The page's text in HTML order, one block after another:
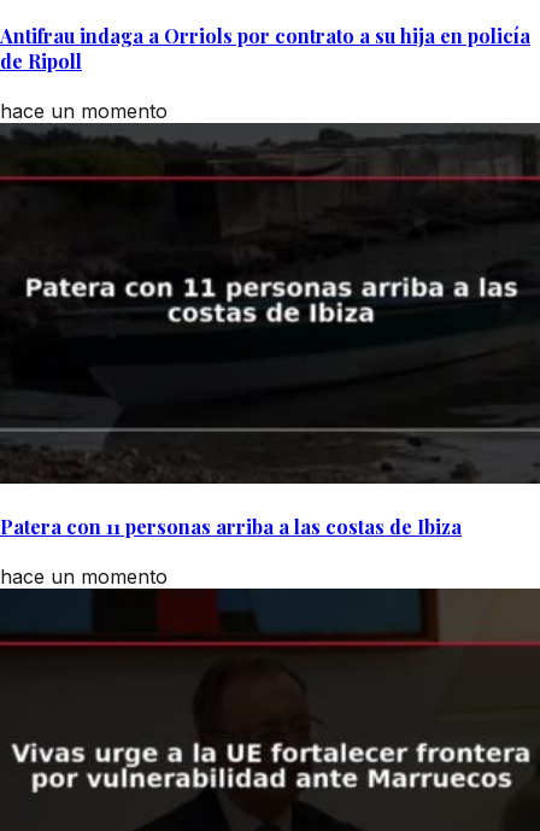
Antifrau indaga a Orriols por contrato a su hija en policía
de Ripoll
hace un momento
Patera con 11 personas arriba a las costas de Ibiza
hace un momento